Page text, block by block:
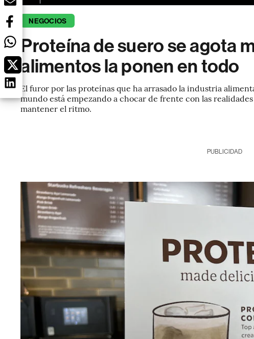
NEGOCIOS
Proteína de suero se agota
alimentos la ponen en todo
El furor por las proteínas que ha arrasado la industria
mundo está empezando a chocar de frente con las
mantener el ritmo.
PUBLICIDAD